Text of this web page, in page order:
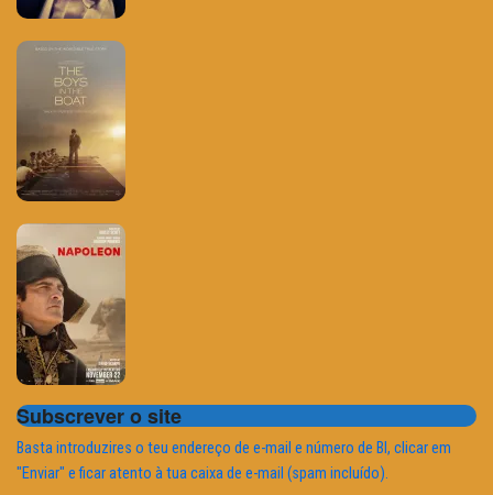
Subscrever o site
Basta introduzires o teu endereço de e-mail e número de BI, clicar em
"Enviar" e ficar atento à tua caixa de e-mail (spam incluído).